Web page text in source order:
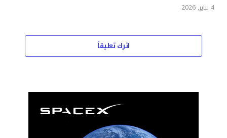
4 يناير, 2026
اترك تعليقاً